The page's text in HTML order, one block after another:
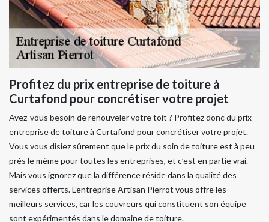
Profitez du prix entreprise de toiture à
Curtafond pour concrétiser votre projet
Avez-vous besoin de renouveler votre toit ? Profitez donc du prix
entreprise de toiture à Curtafond pour concrétiser votre projet.
Vous vous disiez sûrement que le prix du soin de toiture est à peu
près le même pour toutes les entreprises, et c’est en partie vrai.
Mais vous ignorez que la différence réside dans la qualité des
services offerts. L’entreprise Artisan Pierrot vous offre les
meilleurs services, car les couvreurs qui constituent son équipe
sont expérimentés dans le domaine de toiture.